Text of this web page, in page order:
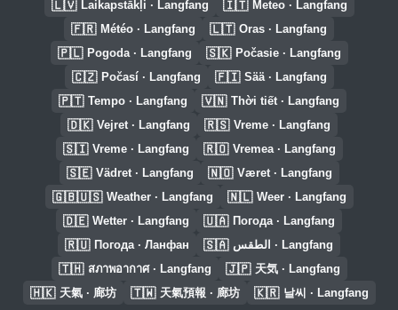
🇱🇻 Laikapstākļi · Langfang 🇮🇹 Meteo · Langfang
🇫🇷 Météo · Langfang 🇱🇹 Oras · Langfang
🇵🇱 Pogoda · Langfang 🇸🇰 Počasie · Langfang
🇨🇿 Počasí · Langfang 🇫🇮 Sää · Langfang
🇵🇹 Tempo · Langfang 🇻🇳 Thời tiết · Langfang
🇩🇰 Vejret · Langfang 🇷🇸 Vreme · Langfang
🇸🇮 Vreme · Langfang 🇷🇴 Vremea · Langfang
🇸🇪 Vädret · Langfang 🇳🇴 Været · Langfang
🇬🇧🇺🇸 Weather · Langfang 🇳🇱 Weer · Langfang
🇩🇪 Wetter · Langfang 🇺🇦 Погода · Langfang
🇷🇺 Погода · Ланфан 🇸🇦 الطقس · Langfang
🇹🇭 สภาพอากาศ · Langfang 🇯🇵 天気 · Langfang
🇭🇰 天氣 · 廊坊 🇹🇼 天氣預報 · 廊坊 🇰🇷 날씨 · Langfang